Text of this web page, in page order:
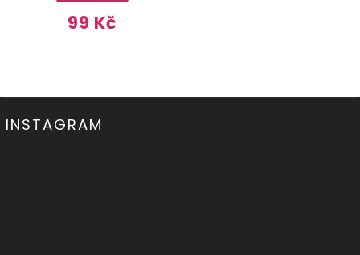
99 Kč
INSTAGRAM